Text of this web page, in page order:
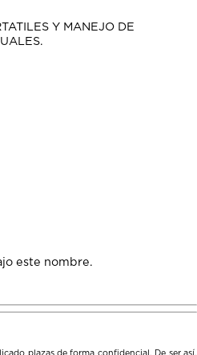
Y MANEJO DE
este nombre.
plazas de forma confidencial. De ser así,